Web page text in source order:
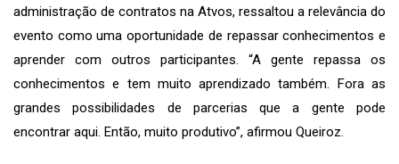
administração de contratos na Atvos, ressaltou a relevância do
evento como uma oportunidade de repassar conhecimentos e
aprender com outros participantes. “A gente repassa os
conhecimentos e tem muito aprendizado também. Fora as
grandes possibilidades de parcerias que a gente pode
encontrar aqui. Então, muito produtivo”, afirmou Queiroz.